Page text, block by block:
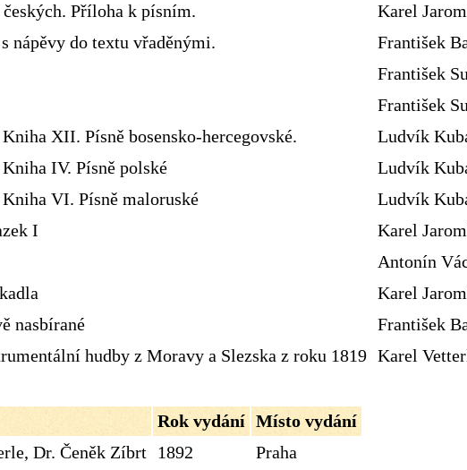
Příloha k písním.
Karel
nápěvy do textu vřaděnými.
František
František
František
XII. Písně bosensko-hercegovské.
Ludvík
IV. Písně polské
Ludvík
VI. Písně maloruské
Ludvík
I
Karel
Antonín
Karel
nasbírané
František
hudby z Moravy a Slezska z roku 1819 Karel
Rok vydání Místo vydání
Dr. Čeněk Zíbrt 1892
Praha